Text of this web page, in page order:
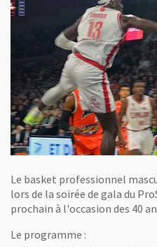
Le basket professionnel
lors de la soirée de gala du
prochain à l'occasion des 40
Le programme :